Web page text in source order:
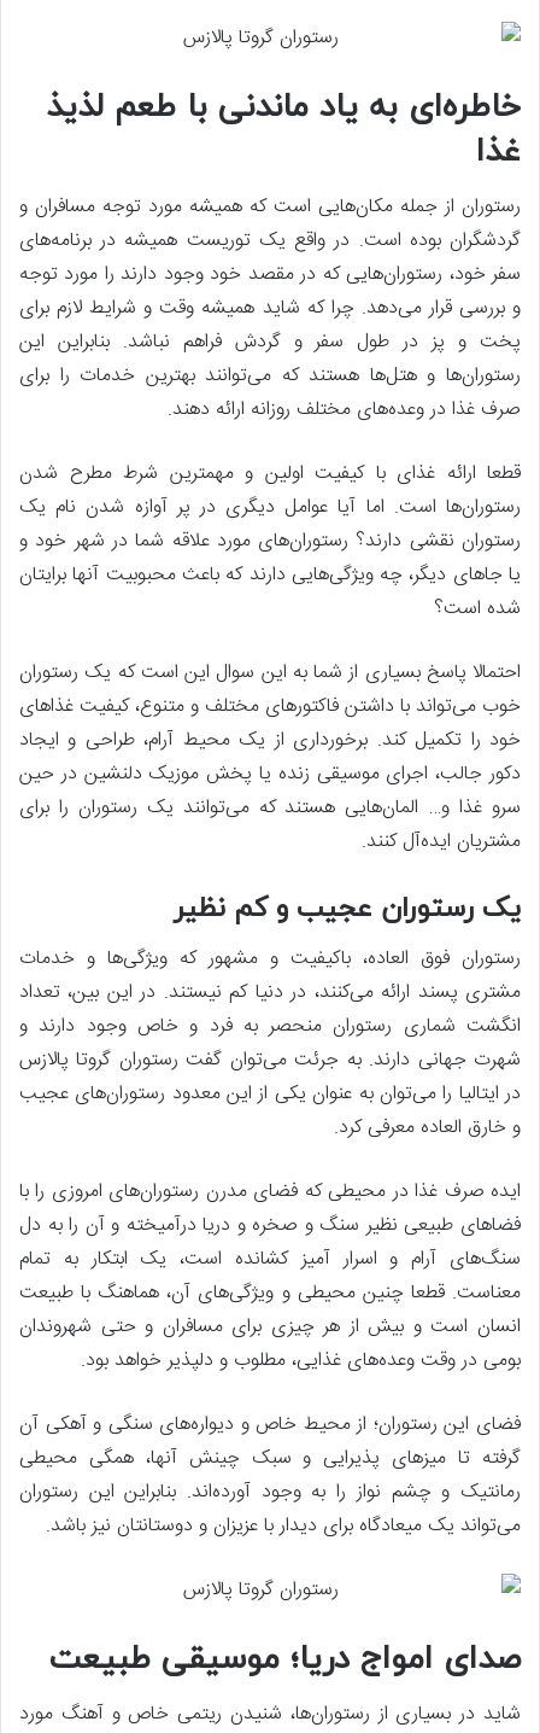
خاطره‌ای به یاد ماندنی با طعم لذیذ
غذا
رستوران از جمله مکان‌هایی است که همیشه مورد توجه مسافران و
گردشگران بوده است. در واقع یک توریست همیشه در برنامه‌های
سفر خود، رستوران‌هایی که در مقصد خود وجود دارند را مورد توجه
و بررسی قرار می‌دهد. چرا که شاید همیشه وقت و شرایط لازم برای
پخت و پز در طول سفر و گردش فراهم نباشد. بنابراین این
رستوران‌ها و هتل‌ها هستند که می‌توانند بهترین خدمات را برای
صرف غذا در وعده‌های مختلف روزانه ارائه دهند.
قطعا ارائه غذای با کیفیت اولین و مهمترین شرط مطرح‌ شدن
رستوران‌ها است. اما آیا عوامل دیگری در پر آوازه شدن نام یک
رستوران نقشی دارند؟ رستوران‌های مورد علاقه شما در شهر خود و
یا جاهای دیگر، چه ویژگی‌هایی دارند که باعث محبوبیت آنها برایتان
شده است؟
احتمالا پاسخ بسیاری از شما به این سوال این است که یک رستوران
خوب می‌تواند با داشتن فاکتورهای مختلف و متنوع، کیفیت غذاهای
خود را تکمیل کند. برخورداری از یک محیط آرام، طراحی و ایجاد
دکور جالب، اجرای موسیقی زنده یا پخش موزیک دلنشین در حین
سرو غذا و… المان‌هایی هستند که می‌توانند یک رستوران را‌ برای
مشتریان ایده‌آل کنند.
یک رستوران عجیب و کم نظیر
رستوران فوق العاده، باکیفیت و مشهور که ویژگی‌ها و خدمات
مشتری پسند ارائه می‌کنند، در دنیا کم نیستند. در این بین، تعداد
انگشت شماری رستوران منحصر به فرد و خاص وجود دارند و
شهرت جهانی دارند. به جرئت می‌توان گفت رستوران گروتا پالازس
در ایتالیا را می‌توان به عنوان یکی از این معدود رستوران‌های عجیب
و خارق العاده معرفی کرد.
ایده صرف غذا در محیطی که فضای مدرن رستوران‌های امروزی را با
فضاهای طبیعی نظیر سنگ و صخره و دریا درآمیخته و آن را به دل
سنگ‌های آرام و اسرار آمیز کشانده است، یک ابتکار به تمام
معناست. قطعا چنین محیطی و ویژگی‌های آن، هماهنگ با طبیعت
انسان است و بیش از هر چیزی برای مسافران و حتی شهروندان
بومی در وقت وعده‌های غذایی، مطلوب و دلپذیر خواهد بود.
فضای این رستوران؛ از محیط خاص و دیواره‌های سنگی و آهکی آن
گرفته تا میزهای پذیرایی و سبک چینش آنها، همگی محیطی
رمانتیک و چشم نواز را به وجود آورده‌اند. بنابراین این رستوران
می‌تواند یک میعادگاه برای دیدار با عزیزان و دوستانتان نیز باشد.
صدای امواج دریا؛ موسیقی طبیعت
شاید در بسیاری از رستوران‌ها، شنیدن ریتمی خاص و آهنگ مورد